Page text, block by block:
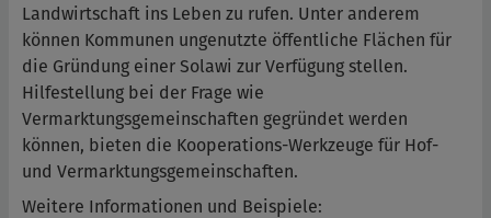
Landwirtschaft ins Leben zu rufen. Unter anderem
können Kommunen ungenutzte öffentliche Flächen für
die Gründung einer Solawi zur Verfügung stellen.
Hilfestellung bei der Frage wie
Vermarktungsgemeinschaften gegründet werden
können, bieten die Kooperations-Werkzeuge für Hof-
und Vermarktungsgemeinschaften.
Weitere Informationen und Beispiele: